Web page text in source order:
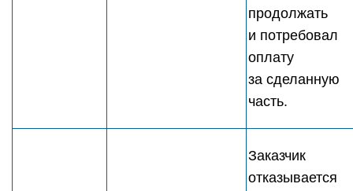
продолжать
и потребовал
оплату
за сделанную
часть.
Заказчик
отказывается